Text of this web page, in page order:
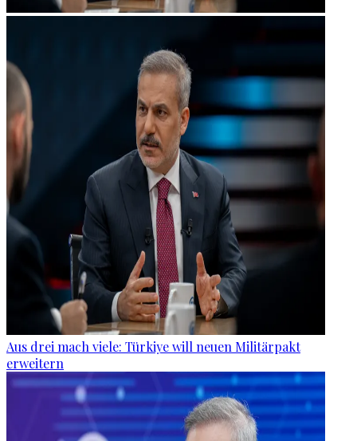
Aus drei mach viele: Türkiye will neuen Militärpakt
erweitern